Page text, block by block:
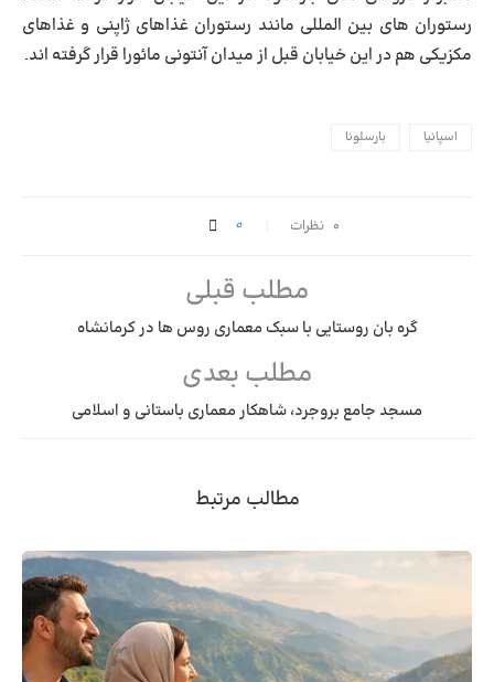
رستوران های بین المللی مانند رستوران غذاهای ژاپنی و غذاهای
مکزیکی هم در این خیابان قبل از میدان آنتونی مائورا قرار گرفته اند.
اسپانیا بارسلونا
۰ نظرات 0
مطلب قبلی
گره بان روستایی با سبک معماری روس ها در کرمانشاه
مطلب بعدی
مسجد جامع بروجرد، شاهکار معماری باستانی و اسلامی
مطالب مرتبط